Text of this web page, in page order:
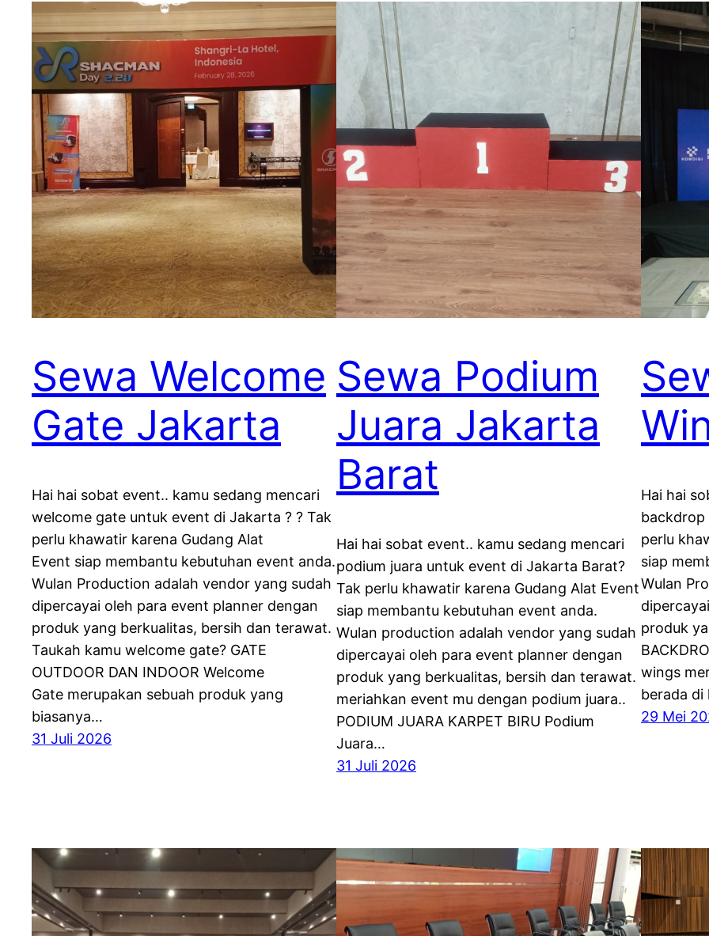
Sewa Welcome
Gate Jakarta
Hai hai sobat event.. kamu sedang mencari
welcome gate untuk event di Jakarta ? ? Tak
perlu khawatir karena Gudang Alat
Event siap membantu kebutuhan event anda.
Wulan Production adalah vendor yang sudah
dipercayai oleh para event planner dengan
produk yang berkualitas, bersih dan terawat.
Taukah kamu welcome gate? GATE
OUTDOOR DAN INDOOR Welcome
Gate merupakan sebuah produk yang
biasanya…
31 Juli 2026
Sewa Podium
Juara Jakarta
Barat
Hai hai sobat event.. kamu sedang mencari
podium juara untuk event di Jakarta Barat?
Tak perlu khawatir karena Gudang Alat Event
siap membantu kebutuhan event anda.
Wulan production adalah vendor yang sudah
dipercayai oleh para event planner dengan
produk yang berkualitas, bersih dan terawat.
meriahkan event mu dengan podium juara..
PODIUM JUARA KARPET BIRU Podium
Juara…
31 Juli 2026
Hai hai
backdrop
perlu
siap
Wulan
produk
wings
berada
29 Mei